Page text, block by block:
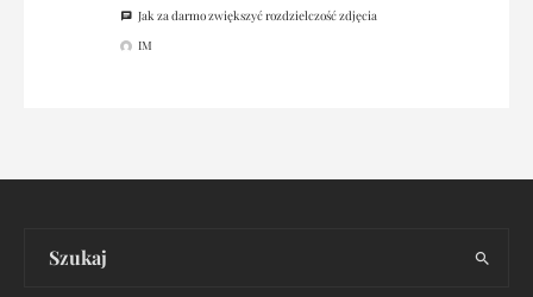
Jak za darmo zwiększyć rozdzielczość zdjęcia
IM